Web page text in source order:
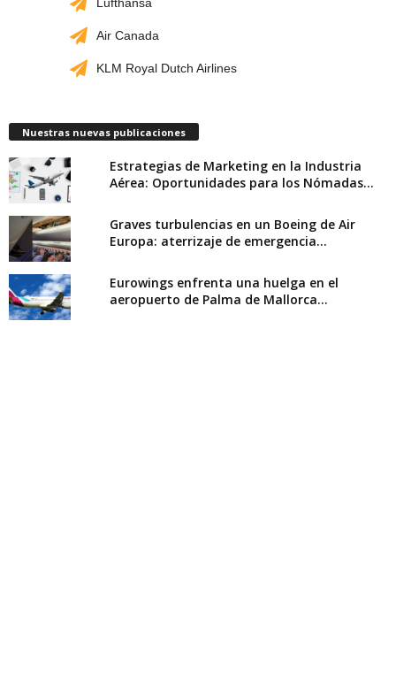
Air Canada
KLM Royal Dutch Airlines
Nuestras nuevas publicaciones
Estrategias de Marketing en la Industria
Aérea: Oportunidades para los Nómadas...
Graves turbulencias en un Boeing de Air
Europa: aterrizaje de emergencia...
Eurowings enfrenta una huelga en el
aeropuerto de Palma de Mallorca...